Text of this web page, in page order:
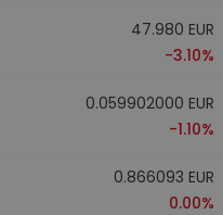
47.980 EUR
-3.10%
0.059902000 EUR
-1.10%
0.866093 EUR
0.00%